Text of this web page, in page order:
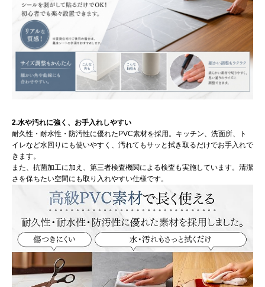
2.水や汚れに強く、お手入れしやすい
耐久性・耐水性・防汚性に優れたPVC素材を採用。キッチン、洗面所、ト
イレなど水回りにも使いやすく、汚れてもサッと拭き取るだけでお手入れで
きます。
また、抗菌加工に加え、第三者検査機関による検査も実施しています。清潔
さを保ちたい空間にも取り入れやすい仕様です。